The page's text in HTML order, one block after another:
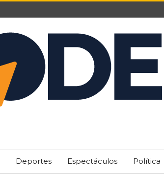
Deportes Espectáculos Política